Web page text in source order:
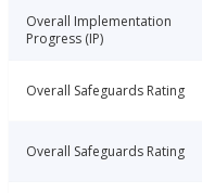
Overall Implementation
Progress (IP)
Overall Safeguards Rating
Overall Safeguards Rating